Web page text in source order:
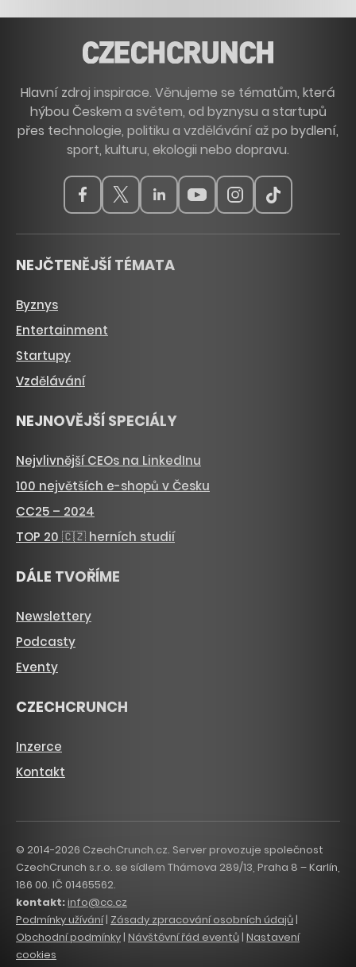
Hlavní zdroj inspirace. Věnujeme se tématům, která
hýbou Českem a světem, od byznysu a startupů
přes technologie, politiku a vzdělávání až po bydlení,
sport, kulturu, ekologii nebo dopravu.
NEJČTENĚJŠÍ TÉMATA
Byznys
Entertainment
Startupy
Vzdělávání
NEJNOVĚJŠÍ SPECIÁLY
Nejvlivnější CEOs na LinkedInu
100 největších e-shopů v Česku
CC25 – 2024
TOP 20 🇨🇿 herních studií
DÁLE TVOŘÍME
Newslettery
Podcasty
Eventy
CZECHCRUNCH
Inzerce
Kontakt
© 2014-2026 CzechCrunch.cz. Server provozuje společnost
CzechCrunch s.r.o. se sídlem Thámova 289/13, Praha 8 – Karlín,
186 00. IČ 01465562.
kontakt:info@cc.cz
Podmínky užívání| Zásady zpracování osobních údajů|
Obchodní podmínky| Návštěvní řád eventů | Nastavení
cookies